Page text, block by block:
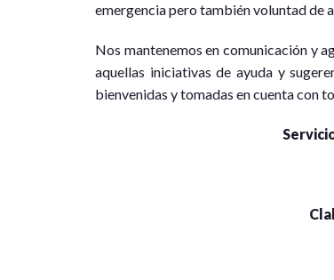
emergencia pero también voluntad de
Nos mantenemos en comunicación y
aquellas iniciativas de ayuda y
bienvenidas y tomadas en cuenta con